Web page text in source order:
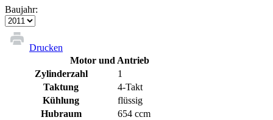
Baujahr:
Drucken
Motor und Antrieb
Zylinderzahl
1
Taktung
4-Takt
Kühlung
flüssig
Hubraum
654 ccm